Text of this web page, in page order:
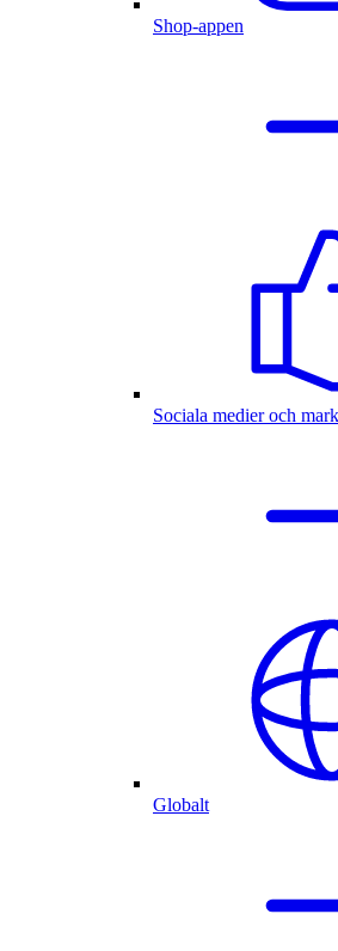
Shop-appen
Sociala medier och
Globalt